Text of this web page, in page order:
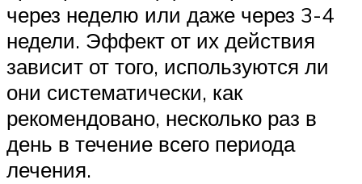
через неделю или даже через 3-4
недели. Эффект от их действия
зависит от того, используются ли
они систематически, как
рекомендовано, несколько раз в
день в течение всего периода
лечения.